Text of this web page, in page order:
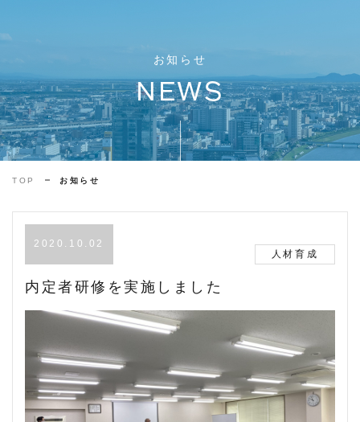
お知らせ
NEWS
TOP お知らせ
2020.10.02
人材育成
内定者研修を実施しました